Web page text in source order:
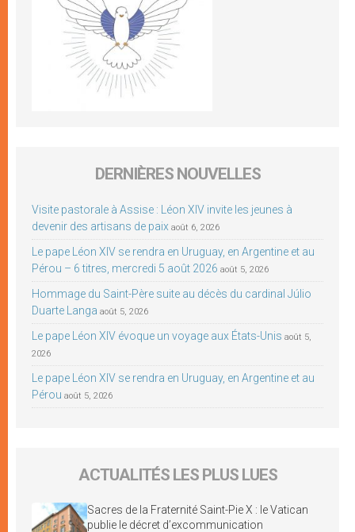
DERNIÈRES NOUVELLES
Visite pastorale à Assise : Léon XIV invite les jeunes à
devenir des artisans de paix août 6, 2026
Le pape Léon XIV se rendra en Uruguay, en Argentine et au
Pérou – 6 titres, mercredi 5 août 2026 août 5, 2026
Hommage du Saint-Père suite au décès du cardinal Júlio
Duarte Langa août 5, 2026
Le pape Léon XIV évoque un voyage aux États-Unis août 5,
2026
Le pape Léon XIV se rendra en Uruguay, en Argentine et au
Pérou août 5, 2026
ACTUALITÉS LES PLUS LUES
Sacres de la Fraternité Saint-Pie X : le Vatican
publie le décret d’excommunication